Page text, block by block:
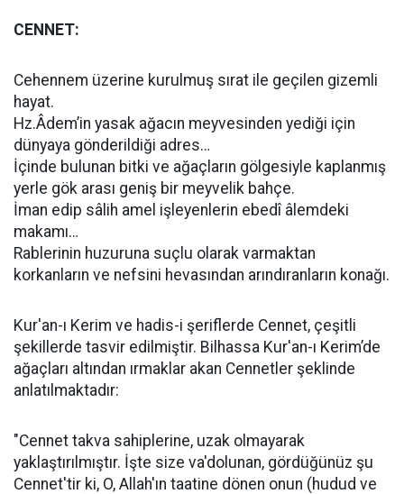
CENNET:
Cehennem üzerine kurulmuş sırat ile geçilen gizemli
hayat.
Hz.Âdem’in yasak ağacın meyvesinden yediği için
dünyaya gönderildiği adres…
İçinde bulunan bitki ve ağaçların gölgesiyle kaplanmış
yerle gök arası geniş bir meyvelik bahçe.
İman edip sâlih amel işleyenlerin ebedî âlemdeki
makamı…
Rablerinin huzuruna suçlu olarak varmaktan
korkanların ve nefsini hevasından arındıranların konağı.
Kur'an-ı Kerim ve hadis-i şeriflerde Cennet, çeşitli
şekillerde tasvir edilmiştir. Bilhassa Kur'an-ı Kerim’de
ağaçları altından ırmaklar akan Cennetler şeklinde
anlatılmaktadır:
"Cennet takva sahiplerine, uzak olmayarak
yaklaştırılmıştır. İşte size va'dolunan, gördüğünüz şu
Cennet'tir ki, O, Allah'ın taatine dönen onun (hudud ve